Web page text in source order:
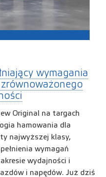
wymagania
Original na targach
hamowania dla
najwyższej klasy,
wymagań
wydajności i
i napędów. Już dziś